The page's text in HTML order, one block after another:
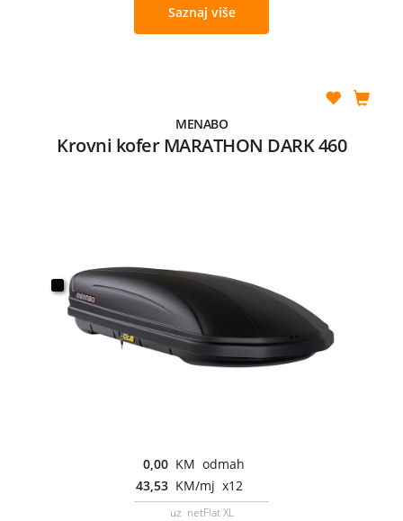
Saznaj više
MENABO
Krovni kofer MARATHON DARK 460
0,00 KM odmah
43,53 KM/mj x12
uz netFlat XL